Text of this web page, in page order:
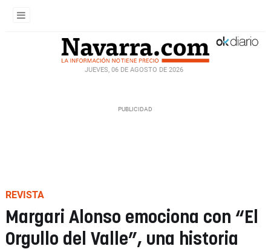
JUEVES, 06 DE AGOSTO DE 2026
REVISTA
Margari Alonso emociona con “El
Orgullo del Valle”, una historia